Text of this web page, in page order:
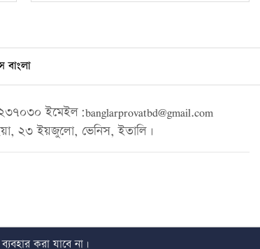
বাংলা
ইমেইল:banglarprovatbd@gmail.com
২৩ ইয়জুলো, ভেনিস, ইতালি।
করা যাবে না।